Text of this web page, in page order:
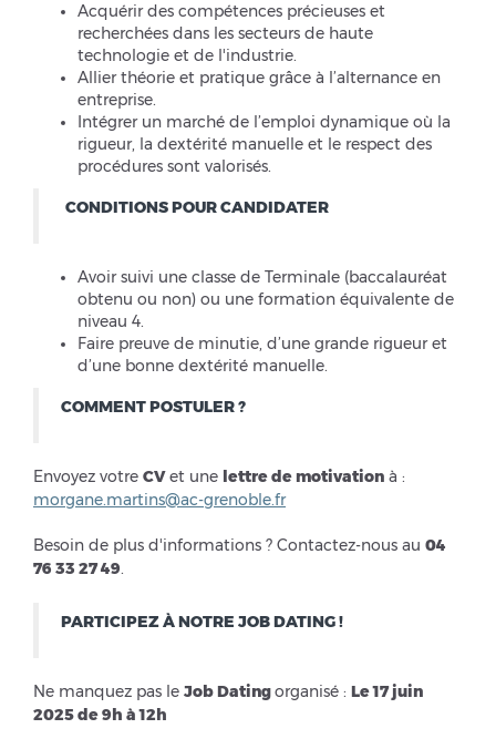
Acquérir des compétences précieuses et
recherchées dans les secteurs de haute
technologie et de l'industrie.
Allier théorie et pratique grâce à l’alternance en
entreprise.
Intégrer un marché de l’emploi dynamique où la
rigueur, la dextérité manuelle et le respect des
procédures sont valorisés.
CONDITIONS POUR CANDIDATER
Avoir suivi une classe de Terminale (baccalauréat
obtenu ou non) ou une formation équivalente de
niveau 4.
Faire preuve de minutie, d’une grande rigueur et
d’une bonne dextérité manuelle.
COMMENT POSTULER ?
Envoyez votre CVet une lettre de motivation à :
morgane.martins@ac-grenoble.fr
Besoin de plus d'informations ? Contactez-nous au 04
76 33 27 49.
PARTICIPEZ À NOTRE JOB DATING !
Ne manquez pas le Job Datingorganisé : Le 17 juin
2025de 9h à 12h